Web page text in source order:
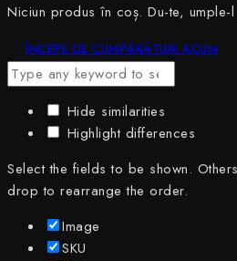
Niciun produs în coș. Du-te,
ÎNCEPE DE CUMPĂRĂTURI ACUM
Hide similarities
Highlight differences
Select the fields to be shown.
drop to rearrange the order.
Image
SKU